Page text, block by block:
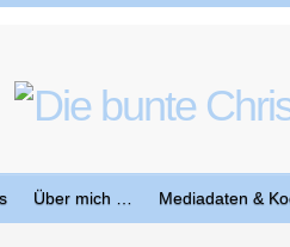
Über mich … Mediadaten &